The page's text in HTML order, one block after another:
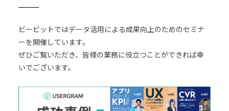
ビービットではデータ活用による成果向上のためのセミナ
ーを開催しています。
ぜひご覧いただき、皆様の業務に役立つことができれば幸
いでございます。